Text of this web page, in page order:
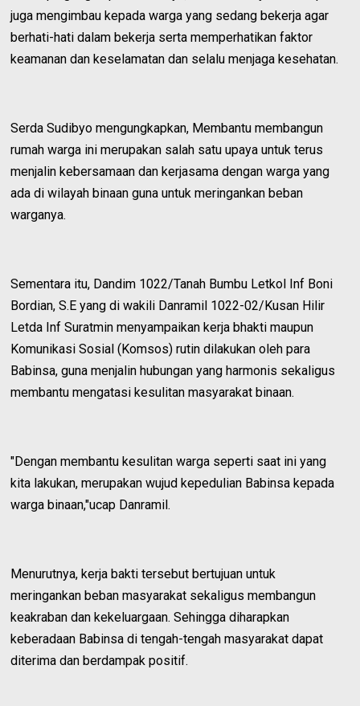
juga mengimbau kepada warga yang sedang bekerja agar
berhati-hati dalam bekerja serta memperhatikan faktor
keamanan dan keselamatan dan selalu menjaga kesehatan.
Serda Sudibyo mengungkapkan, Membantu membangun
rumah warga ini merupakan salah satu upaya untuk terus
menjalin kebersamaan dan kerjasama dengan warga yang
ada di wilayah binaan guna untuk meringankan beban
warganya.
Sementara itu, Dandim 1022/Tanah Bumbu Letkol Inf Boni
Bordian, S.E yang di wakili Danramil 1022-02/Kusan Hilir
Letda Inf Suratmin menyampaikan kerja bhakti maupun
Komunikasi Sosial (Komsos) rutin dilakukan oleh para
Babinsa, guna menjalin hubungan yang harmonis sekaligus
membantu mengatasi kesulitan masyarakat binaan.
"Dengan membantu kesulitan warga seperti saat ini yang
kita lakukan, merupakan wujud kepedulian Babinsa kepada
warga binaan,"ucap Danramil.
Menurutnya, kerja bakti tersebut bertujuan untuk
meringankan beban masyarakat sekaligus membangun
keakraban dan kekeluargaan. Sehingga diharapkan
keberadaan Babinsa di tengah-tengah masyarakat dapat
diterima dan berdampak positif.